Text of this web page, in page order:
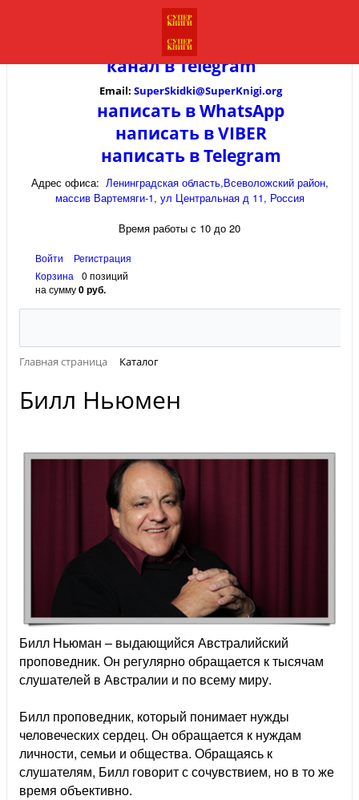
канал вTelegram
Email: SuperSkidki@SuperKnigi.org
написать в WhatsApp
написать в VIBER
написать в Telegram
Адрес офиса: Ленинградская область,Всеволожский район,
массив Вартемяги-1, ул Центральная д 11, Россия
Время работы с 10 до 20
Войти
Регистрация
Корзина
0 позиций
на сумму0 руб.
Главная страница Каталог
Билл Ньюмен
Билл Ньюман – выдающийся Австралийский
проповедник. Он регулярно обращается к тысячам
слушателей в Австралии и по всему миру.
Билл проповедник, который понимает нужды
человеческих сердец. Он обращается к нуждам
личности, семьи и общества. Обращаясь к
слушателям, Билл говорит с сочувствием, но в то же
время объективно.